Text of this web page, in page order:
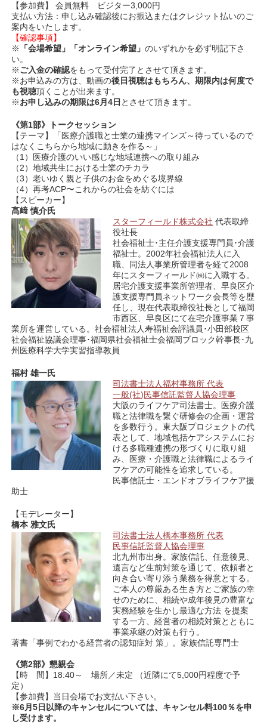
【参加費】 会員無料 ビジター3,000円
支払い方法：申し込み確認後にお振込またはクレジット払いのご
案内をいたします。
【確認事項】
※
「会場希望」「オンライン希望」のいずれかを必ず明記下さ
い。
※ご入金の確認をもって受付完了とさせて頂きます。
※お申込みの方は、動画の後日視聴はもちろん、期限内は何度で
も視聴頂くことが出来ます。
※お申し込みの期限は6月4日 とさせて頂きます。
《第1部》トークセッション
【テーマ】「医療介護職と士業の連携マインズ～待っているので
はなくこちらから地域に動きを作る～」
（1）医療介護のいい感じな地域連携への取り組み
（2）地域共生における士業のチカラ
（3）老いゆく親と子供のお金をめぐる境界線
（4）再考ACP〜これからの社会を紡ぐには
【スピーカー】
髙﨑 慎介氏
スターフィールド株式会社 代表取締
役社長
社会福祉士･主任介護支援専門員･介護
福祉士。2002年社会福祉法人に入
職、同法人事業所管理者を経て2008
年にスターフィールド㈱に入職する。
居宅介護支援事業所管理者、早良区介
護支援専門員ネットワーク会⻑等を歴
任し、現在代表取締役社⻑として福岡
市⻄区、早良区にて在宅介護事業７事
業所を運営している。社会福祉法人寿福祉会評議員･⼩⽥部校区
社会福祉協議会理事･福岡県社会福祉士会福岡ブロック幹事⻑･九
州医療科学大学実習指導教員
福村 雄一氏
司法書士法人福村事務所 代表
一般(社)民事信託監督人協会理事
大阪のライフケア司法書士。医療介護
職と法律職を繋ぐ研修会の企画・運営
を多数行う。東大阪プロジェクトの代
表として、地域包括ケアシステムにお
ける多職種連携の形づくりに取り組
み、医療・介護職と法律職によるライ
フケアの可能性を追求している。
民事信託士・エンドオブライフケア援
助士
【モデレーター】
橋本 雅文氏
司法書士法人橋本事務所 代表
⺠事信託監督人協会理事
北九州市出身。家族信託、任意後見、
遺言など生前対策を通じて、依頼者と
向き合い寄り添う業務を得意とする。
ご本人の尊厳ある生き方とご家族の幸
せのために、相続や成年後見の豊富な
実務経験を生かし最適な方法 を提案
する一方、経営者の相続対策とともに
事業承継の対策も行う。
著書「事例でわかる経営者の認知症対 策」。家族信託専門士
《第2部》懇親会
【時 間】18:40～ 場所／未定 （近隣にて5,000円程度で予
定）
【参加費】当日会場でお支払い下さい。
※6月5日以降のキャンセルについては、キャンセル料100％を申
し受けます。